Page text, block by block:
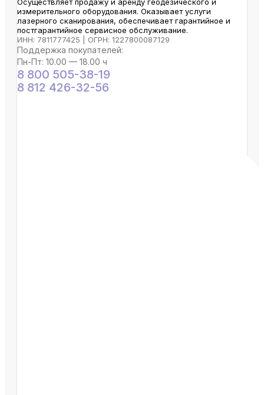
Осуществляет продажу и аренду геодезического и
измерительного оборудования. Оказывает услуги
лазерного сканирования, обеспечивает гарантийное и
постгарантийное сервисное обслуживание.
ИНН: 7811777425 | ОГРН: 1227800087129
Поддержка покупателей:
Пн-Пт: 10.00 — 18.00 ч
8 800 505-38-19
8 812 426-32-56